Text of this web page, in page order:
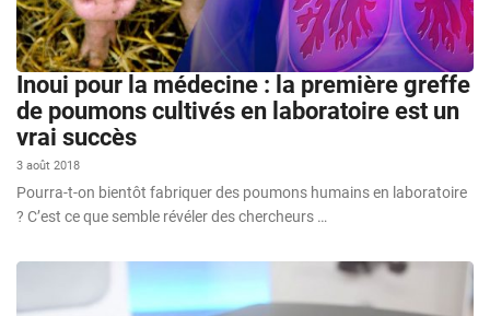
Inoui pour la médecine : la première greffe
de poumons cultivés en laboratoire est un
vrai succès
3 août 2018
Pourra-t-on bientôt fabriquer des poumons humains en laboratoire
? C’est ce que semble révéler des chercheurs …